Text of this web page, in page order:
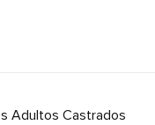
Adultos Castrados